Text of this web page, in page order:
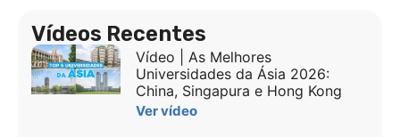
Vídeos Recentes
Vídeo | As Melhores
Universidades da Ásia 2026:
China, Singapura e Hong Kong
Ver vídeo